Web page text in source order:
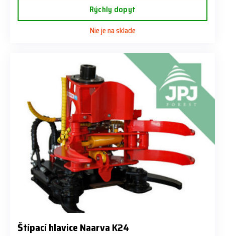
Rýchly dopyt
Nie je na sklade
Štípací hlavice Naarva K24